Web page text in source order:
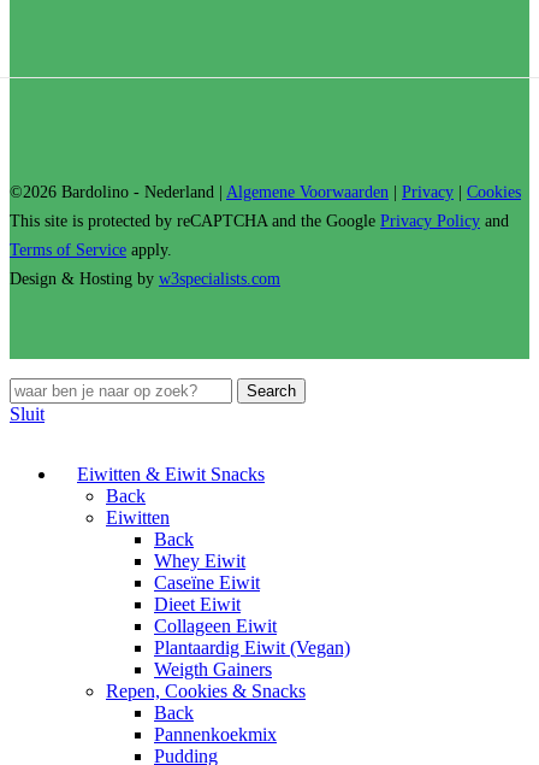
©2026 Bardolino - Nederland | Algemene Voorwaarden | Privacy | Cookies
This site is protected by reCAPTCHA and the Google Privacy Policy and
Terms of Service apply.
Design & Hosting by w3specialists.com
Search
Sluit
Eiwitten & Eiwit Snacks
Back
Eiwitten
Back
Whey Eiwit
Caseïne Eiwit
Dieet Eiwit
Collageen Eiwit
Plantaardig Eiwit (Vegan)
Weigth Gainers
Repen, Cookies & Snacks
Back
Pannenkoekmix
Pudding